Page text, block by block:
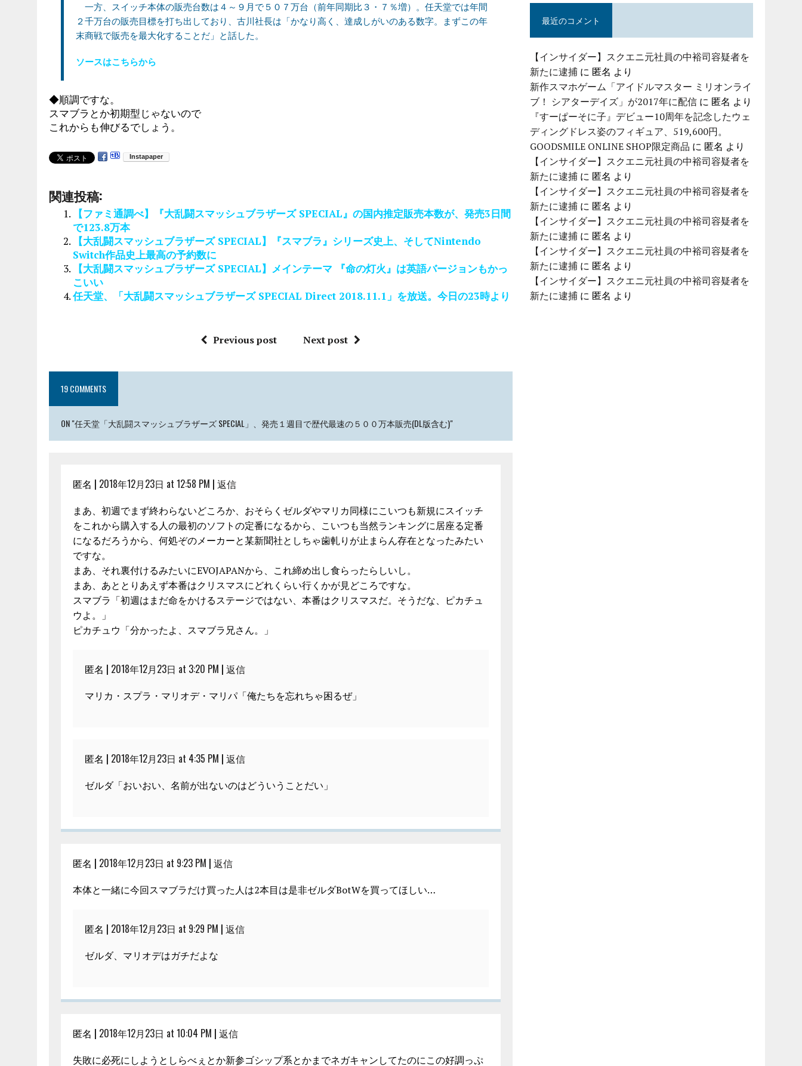
一方、スイッチ本体の販売台数は４～９月で５０７万台（前年同期比３・７％増）。任天堂では年間
２千万台の販売目標を打ち出しており、古川社長は「かなり高く、達成しがいのある数字。まずこの年
末商戦で販売を最大化することだ」と話した。
ソースはこちらから
◆順調ですな。
スマブラとか初期型じゃないので
これからも伸びるでしょう。
関連投稿:
【ファミ通調べ】『大乱闘スマッシュブラザーズ SPECIAL』の国内推定販売本数が、発売3日間
で123.8万本
【大乱闘スマッシュブラザーズ SPECIAL】『スマブラ』シリーズ史上、そしてNintendo
Switch作品史上最高の予約数に
【大乱闘スマッシュブラザーズ SPECIAL】メインテーマ 『命の灯火』は英語バージョンもかっ
こいい
任天堂、「大乱闘スマッシュブラザーズ SPECIAL Direct 2018.11.1」を放送。今日の23時より
Previous post Next post
19 COMMENTS
ON "任天堂「大乱闘スマッシュブラザーズ SPECIAL」、発売１週目で歴代最速の５００万本販売(DL版含む)"
匿名 | 2018年12月23日 at 12:58 PM | 返信
まあ、初週でまず終わらないどころか、おそらくゼルダやマリカ同様にこいつも新規にスイッチ
をこれから購入する人の最初のソフトの定番になるから、こいつも当然ランキングに居座る定番
になるだろうから、何処ぞのメーカーと某新聞社としちゃ歯軋りが止まらん存在となったみたい
ですな。
まあ、それ裏付けるみたいにEVOJAPANから、これ締め出し食らったらしいし。
まあ、あととりあえず本番はクリスマスにどれくらい行くかが見どころですな。
スマブラ「初週はまだ命をかけるステージではない、本番はクリスマスだ。そうだな、ピカチュ
ウよ。」
ピカチュウ「分かったよ、スマブラ兄さん。」
匿名 | 2018年12月23日 at 3:20 PM | 返信
マリカ・スプラ・マリオデ・マリパ「俺たちを忘れちゃ困るぜ」
匿名 | 2018年12月23日 at 4:35 PM | 返信
ゼルダ「おいおい、名前が出ないのはどういうことだい」
匿名 | 2018年12月23日 at 9:23 PM | 返信
本体と一緒に今回スマブラだけ買った人は2本目は是非ゼルダBotWを買ってほしい…
匿名 | 2018年12月23日 at 9:29 PM | 返信
ゼルダ、マリオデはガチだよな
匿名 | 2018年12月23日 at 10:04 PM | 返信
失敗に必死にしようとしらべぇとか新参ゴシップ系とかまでネガキャンしてたのにこの好調っぷ
最近のコメント
【インサイダー】スクエニ元社員の中裕司容疑者を
新たに逮捕 に 匿名 より
新作スマホゲーム「アイドルマスター ミリオンライ
ブ！ シアターデイズ」が2017年に配信 に 匿名 より
『すーぱーそに子』デビュー10周年を記念したウェ
ディングドレス姿のフィギュア、519,600円。
GOODSMILE ONLINE SHOP限定商品 に 匿名 より
【インサイダー】スクエニ元社員の中裕司容疑者を
新たに逮捕 に 匿名 より
【インサイダー】スクエニ元社員の中裕司容疑者を
新たに逮捕 に 匿名 より
【インサイダー】スクエニ元社員の中裕司容疑者を
新たに逮捕 に 匿名 より
【インサイダー】スクエニ元社員の中裕司容疑者を
新たに逮捕 に 匿名 より
【インサイダー】スクエニ元社員の中裕司容疑者を
新たに逮捕 に 匿名 より